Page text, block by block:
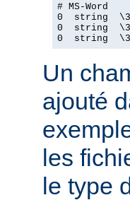
# MS-Word
0  string
0  string
0  string
Un
ajouté
les
le type